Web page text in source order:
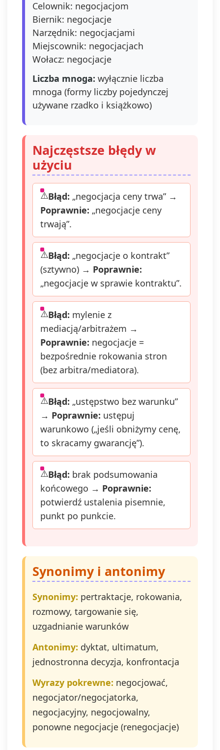
Celownik: negocjacjom
Biernik: negocjacje
Narzędnik: negocjacjami
Miejscownik: negocjacjach
Wołacz: negocjacje
Liczba mnoga: wyłącznie liczba
mnoga (formy liczby pojedynczej
używane rzadko i książkowo)
Najczęstsze błędy w
użyciu
Błąd: „negocjacja ceny trwa” →
Poprawnie: „negocjacje ceny
trwają”.
Błąd: „negocjacje o kontrakt”
(sztywno) → Poprawnie:
„negocjacje w sprawie kontraktu”.
Błąd: mylenie z
mediacją/arbitrażem →
Poprawnie: negocjacje =
bezpośrednie rokowania stron
(bez arbitra/mediatora).
Błąd: „ustępstwo bez warunku”
→ Poprawnie: ustępuj
warunkowo („jeśli obniżymy cenę,
to skracamy gwarancję”).
Błąd: brak podsumowania
końcowego → Poprawnie:
potwierdź ustalenia pisemnie,
punkt po punkcie.
Synonimy i antonimy
Synonimy: pertraktacje, rokowania,
rozmowy, targowanie się,
uzgadnianie warunków
Antonimy: dyktat, ultimatum,
jednostronna decyzja, konfrontacja
Wyrazy pokrewne: negocjować,
negocjator/negocjatorka,
negocjacyjny, negocjowalny,
ponowne negocjacje (renegocjacje)